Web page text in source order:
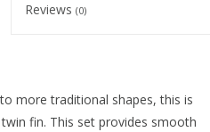
Reviews (0)
more traditional shapes, this is
fin. This set provides smooth